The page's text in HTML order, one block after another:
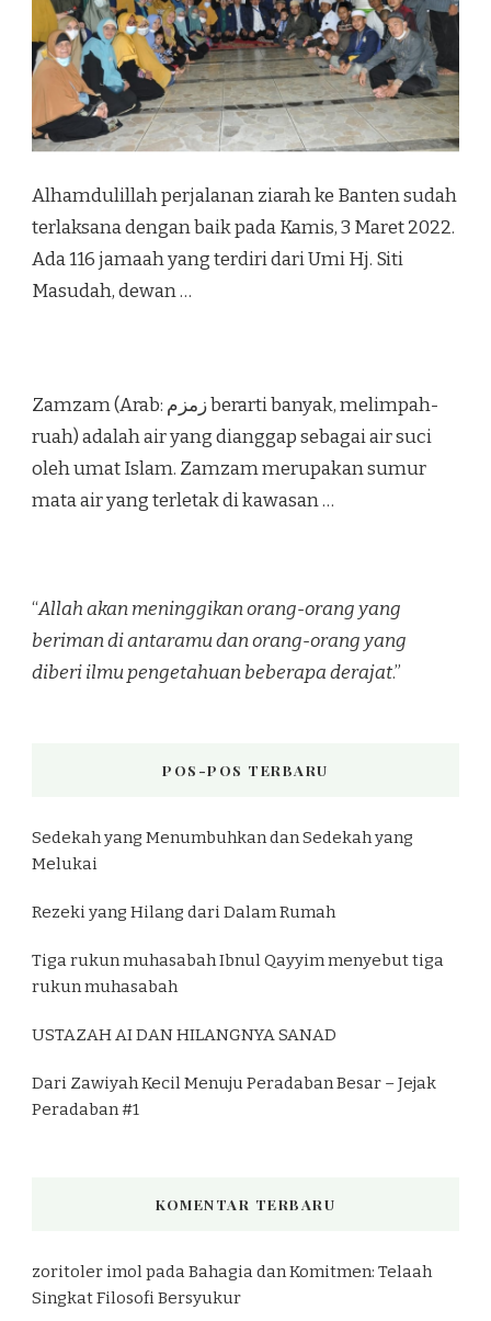
Alhamdulillah perjalanan ziarah ke Banten sudah
terlaksana dengan baik pada Kamis, 3 Maret 2022.
Ada 116 jamaah yang terdiri dari Umi Hj. Siti
Masudah, dewan …
Zamzam (Arab: زمزم‎ berarti banyak, melimpah-
ruah) adalah air yang dianggap sebagai air suci
oleh umat Islam. Zamzam merupakan sumur
mata air yang terletak di kawasan …
“Allah akan meninggikan orang-orang yang
beriman di antaramu dan orang-orang yang
diberi ilmu pengetahuan beberapa derajat.”
POS-POS TERBARU
Sedekah yang Menumbuhkan dan Sedekah yang
Melukai
Rezeki yang Hilang dari Dalam Rumah
Tiga rukun muhasabah Ibnul Qayyim menyebut tiga
rukun muhasabah
USTAZAH AI DAN HILANGNYA SANAD
Dari Zawiyah Kecil Menuju Peradaban Besar – Jejak
Peradaban #1
KOMENTAR TERBARU
zoritoler imolpadaBahagia dan Komitmen: Telaah
Singkat Filosofi Bersyukur